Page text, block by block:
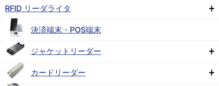
RFID リーダライタ
決済端末・POS端末
ジャケットリーダー
カードリーダー